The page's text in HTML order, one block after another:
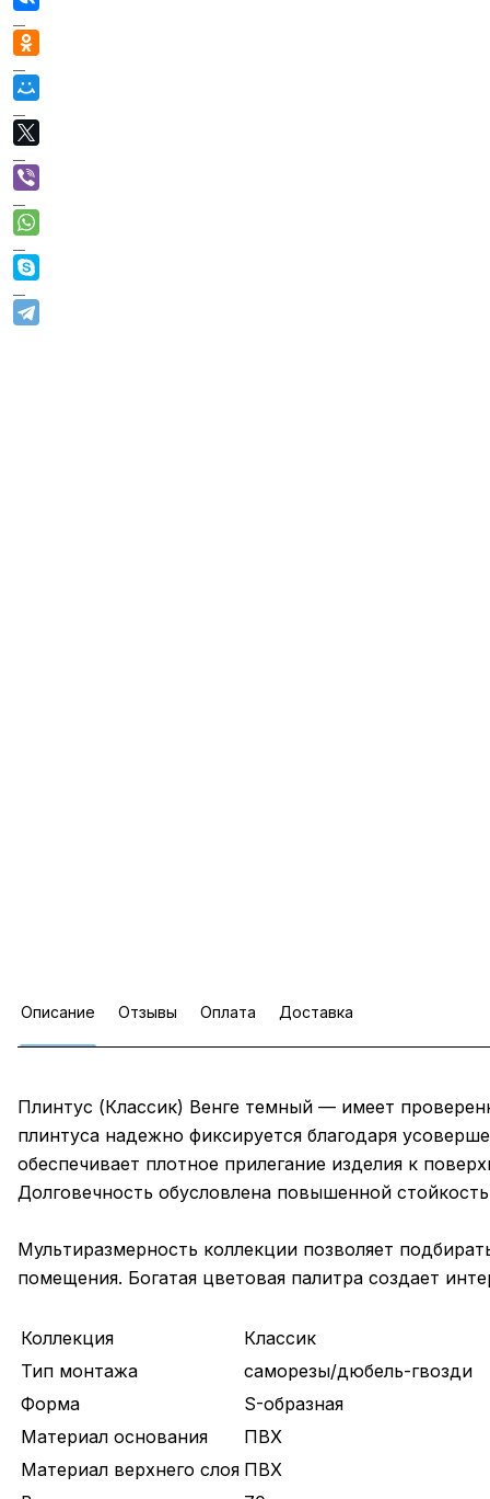
Описание Отзывы Оплата Доставка
Плинтус (Классик) Венге темный — имеет
плинтуса надежно фиксируется благодаря
обеспечивает плотное прилегание изделия к
Долговечность обусловлена повышенной
Мультиразмерность коллекции позволяет
помещения. Богатая цветовая палитра создает
Коллекция
Классик
Тип монтажа
саморезы/дюбель-гвозди
Форма
S-образная
Материал основания
ПВХ
Материал верхнего слоя ПВХ